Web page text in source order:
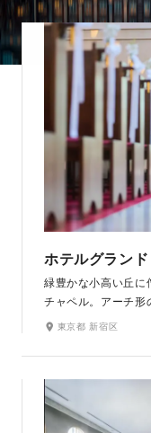
ホテルグラン
緑豊かな小高い丘に
チャペル。アーチ形
ステンドグラスの柔
い出してほしい。そ
の宝物になるような
い。
東京都 新宿区